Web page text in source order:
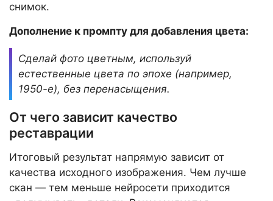
снимок.
Дополнение к промпту для добавления цвета:
Сделай фото цветным, используй
естественные цвета по эпохе (например,
1950-е), без перенасыщения.
От чего зависит качество
реставрации
Итоговый результат напрямую зависит от
качества исходного изображения. Чем лучше
скан — тем меньше нейросети приходится